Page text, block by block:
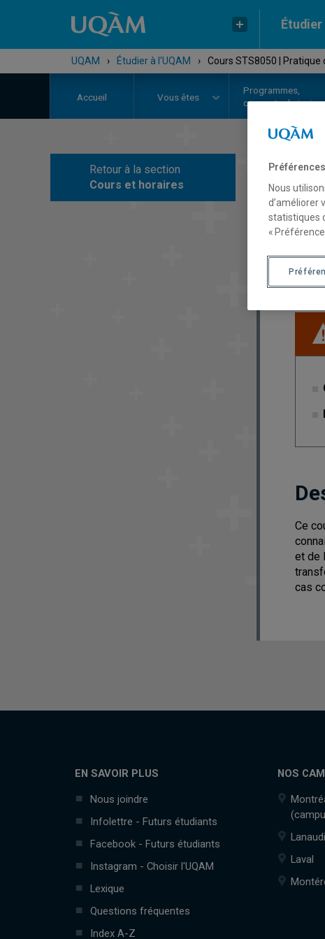
Étudier
UQAM › Étudier à l'UQAM › Cours STS8050 |
Accueil Vous êtes
Programmes,
cours et admission
Retour à la section
Cours et horaires
Ce
et de
cas
EN SAVOIR PLUS
Nous joindre
Infolettre - Futurs étudiants
Facebook - Futurs étudiants
Instagram - Choisir l'UQAM
Lexique
Questions fréquentes
Index A-Z
NOS
Laval
Nous
d’améliorer
statistiques
«